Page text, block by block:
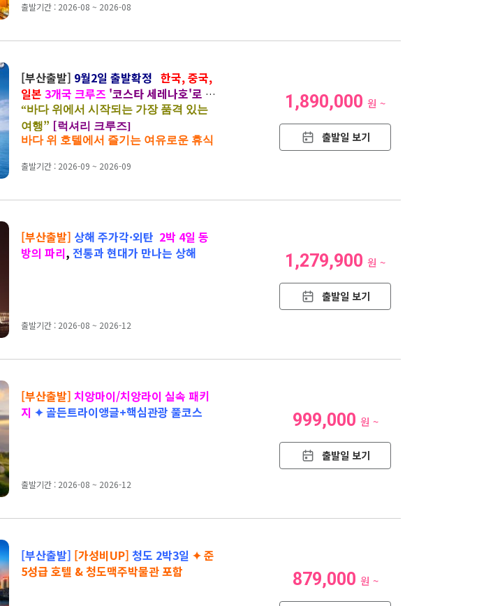
출발기간 : 2026-08 ~ 2026-08
[부산출발] 9월2일 출발확정 한국, 중국,
일본 3개국 크루즈 '코스타 세레나호'로 떠
나는 4박 6일
“바다 위에서 시작되는 가장 품격 있는
여행” [럭셔리 크루즈]
바다 위 호텔에서 즐기는 여유로운 휴식
출발기간 : 2026-09 ~ 2026-09
1,890,000 원 ~
출발일 보기
[부산출발] 상해 주가각·외탄 2박 4일 동
방의 파리, 전통과 현대가 만나는 상해
출발기간 : 2026-08 ~ 2026-12
1,279,900 원 ~
출발일 보기
[부산출발] 치앙마이/치앙라이 실속 패키
지 ✦ 골든트라이앵글+핵심관광 풀코스
출발기간 : 2026-08 ~ 2026-12
999,000 원 ~
출발일 보기
[부산출발] [가성비UP] 청도 2박3일 ✦ 준
5성급 호텔 & 청도맥주박물관 포함
879,000 원 ~